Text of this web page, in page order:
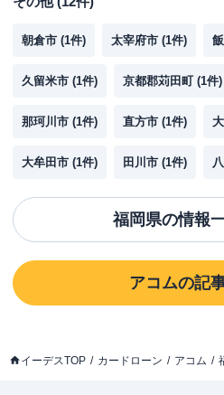
朝倉市 (1件) 太宰府市 (1件)
久留米市 (1件) 京都郡苅田町 (1件)
那珂川市 (1件) 直方市 (1件)
大牟田市 (1件) 田川市 (1件)
福岡県の情報
アコムの記
イーデスTOP カードローン アコム